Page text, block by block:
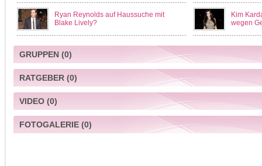
Ryan Reynolds auf Haussuche mit
Blake Lively?
Kim
wegen
GRUPPEN(0)
RATGEBER(0)
VIDEO(0)
FOTOGALERIE(0)